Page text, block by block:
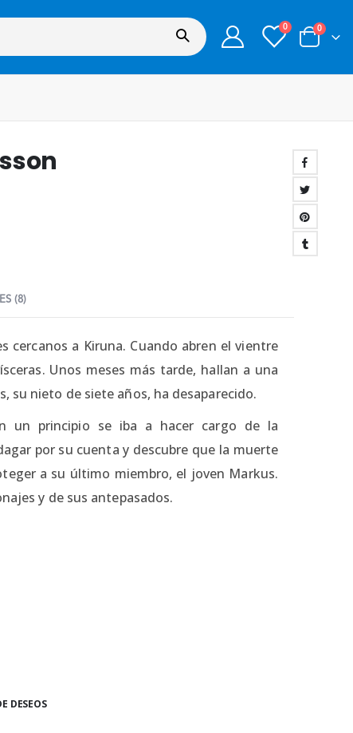
0 0
(8)
cercanos a Kiruna. Cuando abren el vientre
Unos meses más tarde, hallan a una
su nieto de siete años, ha desaparecido.
un principio se iba a hacer cargo de la
por su cuenta y descubre que la muerte
a su último miembro, el joven Markus.
y de sus antepasados.
DESEOS